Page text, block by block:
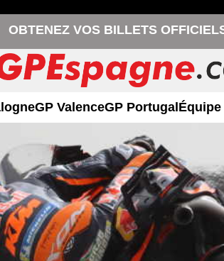
OBTENEZ VOS BILLETS
GP ValenceGP Portugal